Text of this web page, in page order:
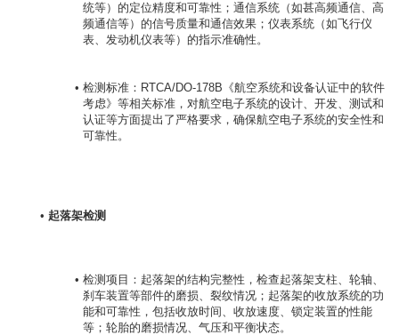
统等）的定位精度和可靠性；通信系统（如甚高频通信、高
频通信等）的信号质量和通信效果；仪表系统（如飞行仪
表、发动机仪表等）的指示准确性。
检测标准：RTCA/DO-178B《航空系统和设备认证中的软件
考虑》等相关标准，对航空电子系统的设计、开发、测试和
认证等方面提出了严格要求，确保航空电子系统的安全性和
可靠性。
起落架检测
检测项目：起落架的结构完整性，检查起落架支柱、轮轴、
刹车装置等部件的磨损、裂纹情况；起落架的收放系统的功
能和可靠性，包括收放时间、收放速度、锁定装置的性能
等；轮胎的磨损情况、气压和平衡状态。